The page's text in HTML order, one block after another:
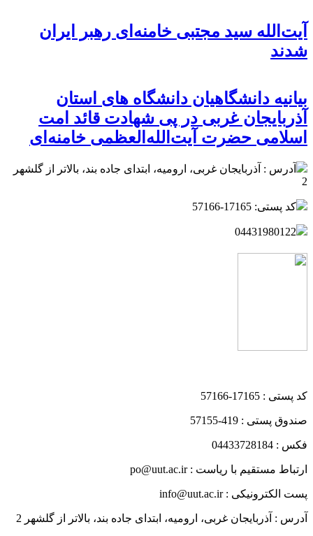
آیت‌الله سید مجتبی خامنه‌ای رهبر ایران
شدند
بيانيه دانشگاهیان دانشگاه های استان
آذربایجان غربی در پی شهادت قائد امت
اسلامی حضرت آیت‌الله‌العظمی خامنه‌ای
آدرس : آذربایجان غربی، ارومیه، ابتدای جاده بند، بالاتر از گلشهر
2
کد پستی: 17165-57166
04431980122
کد پستی : 17165-57166
صندوق پستی : 419-57155
فکس : 04433728184
ارتباط مستقیم با ریاست : po@uut.ac.ir
پست الکترونیکی : info@uut.ac.ir
آدرس : آذربایجان غربی، ارومیه، ابتدای جاده بند، بالاتر از گلشهر 2